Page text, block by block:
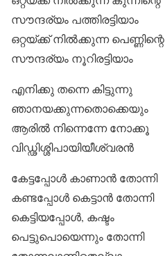
സൗന്ദര്യം പത്തിരട്ടിയാം
ഒറ്റയ്ക്ക് നില്‍ക്കുന്ന പെണ്ണിന്റെ
സൗന്ദര്യം നൂറിരട്ടിയാം
എനിക്കു തന്നെ കിട്ടുന്നു
ഞാനയക്കുന്നതൊക്കെയും
ആരില്‍ നിന്നെന്നേ നോക്കൂ
വിഡ്ഢിശ്ശിപായിയീശ്വരന്‍
കേട്ടപ്പോള്‍ കാണാന്‍ തോന്നി
കണ്ടപ്പോള്‍ കെട്ടാന്‍ തോന്നി
കെട്ടിയപ്പോള്‍, കഷ്ടം
പെട്ടുപൊയെന്നും തോന്നി